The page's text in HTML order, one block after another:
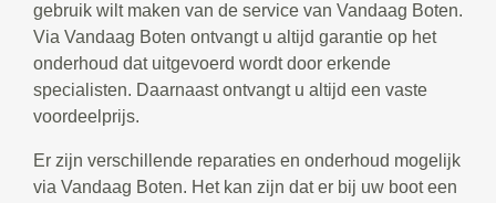
gebruik wilt maken van de service van Vandaag Boten.
Via Vandaag Boten ontvangt u altijd garantie op het
onderhoud dat uitgevoerd wordt door erkende
specialisten. Daarnaast ontvangt u altijd een vaste
voordeelprijs.
Er zijn verschillende reparaties en onderhoud mogelijk
via Vandaag Boten. Het kan zijn dat er bij uw boot een